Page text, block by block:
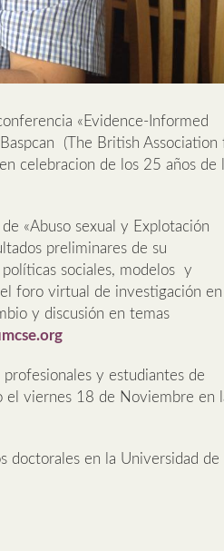
«Evidence-Informed
(The British Association
celebracion de los 25 años de
«Abuso sexual y Explotación
preliminares de su
sociales, modelos y
foro virtual de investigación en
y discusión en temas
y estudiantes de
el viernes 18 de Noviembre en
doctorales en la Universidad de